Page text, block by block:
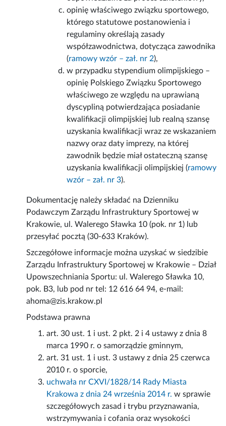
opinię właściwego związku sportowego,
którego statutowe postanowienia i
regulaminy określają zasady
współzawodnictwa, dotycząca zawodnika
(ramowy wzór – zał. nr 2),
w przypadku stypendium olimpijskiego –
opinię Polskiego Związku Sportowego
właściwego ze względu na uprawianą
dyscypliną potwierdzająca posiadanie
kwalifikacji olimpijskiej lub realną szansę
uzyskania kwalifikacji wraz ze wskazaniem
nazwy oraz daty imprezy, na której
zawodnik będzie miał ostateczną szansę
uzyskania kwalifikacji olimpijskiej (ramowy
wzór – zał. nr 3).
Dokumentację należy składać na Dzienniku
Podawczym Zarządu Infrastruktury Sportowej w
Krakowie, ul. Walerego Sławka 10 (pok. nr 1) lub
przesyłać pocztą (30-633 Kraków).
Szczegółowe informacje można uzyskać w siedzibie
Zarządu Infrastruktury Sportowej w Krakowie – Dział
Upowszechniania Sportu: ul. Walerego Sławka 10,
pok. B3, lub pod nr tel: 12 616 64 94, e-mail:
ahoma@zis.krakow.pl
Podstawa prawna
art. 30 ust. 1 i ust. 2 pkt. 2 i 4 ustawy z dnia 8
marca 1990 r. o samorządzie gminnym,
art. 31 ust. 1 i ust. 3 ustawy z dnia 25 czerwca
2010 r. o sporcie,
uchwała nr CXVI/1828/14 Rady Miasta
Krakowa z dnia 24 września 2014 r. w sprawie
szczegółowych zasad i trybu przyznawania,
wstrzymywania i cofania oraz wysokości